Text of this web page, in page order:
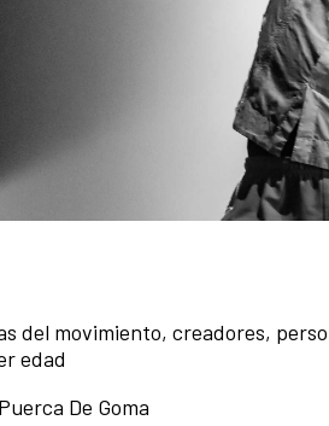
del movimiento, creadores,
edad
De Goma